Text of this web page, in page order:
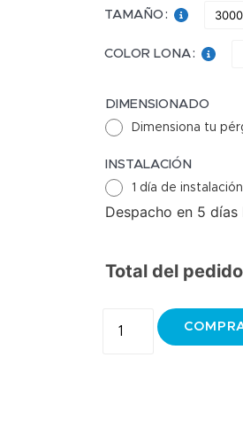
TAMAÑO :
COLOR LONA:
DIMENSIONADO
Dimensiona tu
INSTALACIÓN
1 día de
Despacho en 5
Total del